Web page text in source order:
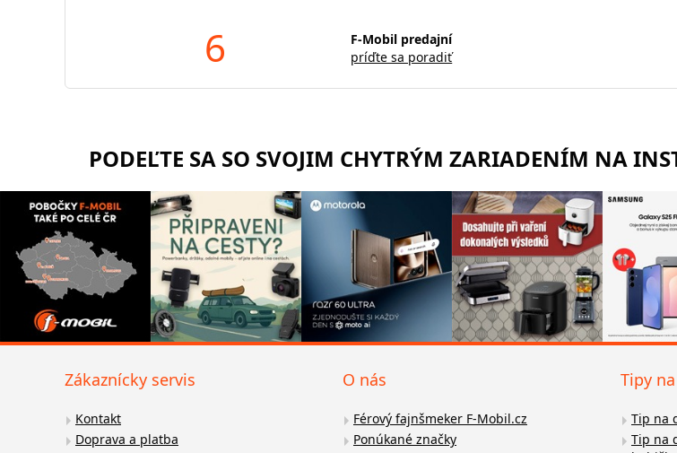
6
F-Mobil predajní
príďte sa poradiť
PODEĽTE SA SO SVOJIM CHYTRÝM ZARIADENÍM NA
Zákaznícky servis
Kontakt
Doprava a platba
O nás
Férový fajnšmeker F-Mobil.cz
Ponúkané značky
Tipy
Tip na
Tip na